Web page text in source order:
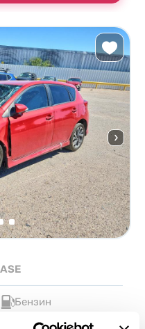
Бензин
1,800 см³